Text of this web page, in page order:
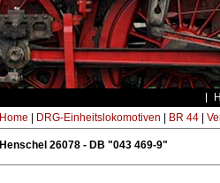
Home DRG-Einheitslokomotiven BR 44|
Henschel 26078 - DB "043 469-9"